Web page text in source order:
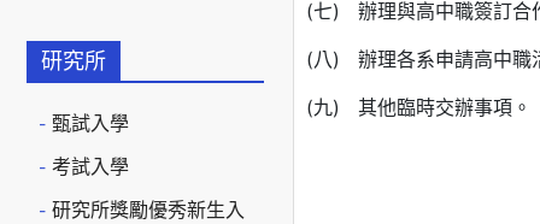
研究所
甄試入學
考試入學
研究所獎勵優秀新生入
(七) 辦理與高中職簽訂合
(八) 辦理各系申請高中職
(九) 其他臨時交辦事項。